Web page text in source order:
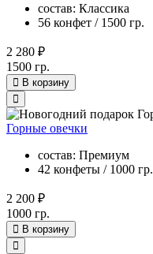
состав: Классика
56 конфет / 1500 гр.
2 280 ₽
1500 гр.
В корзину
Горные овечки
состав: Премиум
42 конфеты / 1000 гр.
2 200 ₽
1000 гр.
В корзину